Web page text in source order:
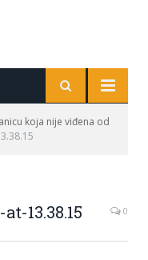
koja nije viđena od
13.38.15 0